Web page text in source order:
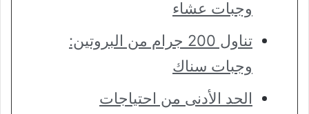
وجبات عشاء
تناول 200 جرام من البروتين:
وجبات سناك
الحد الأدنى من احتياجات